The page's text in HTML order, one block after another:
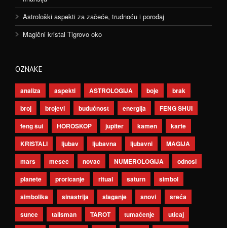
Astrološki aspekti za začeće, trudnoću i porođaj
Magični kristal Tigrovo oko
OZNAKE
analiza aspekti ASTROLOGIJA boje
brak
broj
brojevi budućnost energija
FENG SHUI
feng šui
HOROSKOP jupiter kamen
karte
KRISTALI
ljubav ljubavna ljubavni
MAGIJA
mars
mesec novac NUMEROLOGIJA
odnosi
planete
proricanje ritual saturn
simbol
simbolika
sinastrija slaganje snovi
sreća
sunce
talisman TAROT tumačenje
uticaj